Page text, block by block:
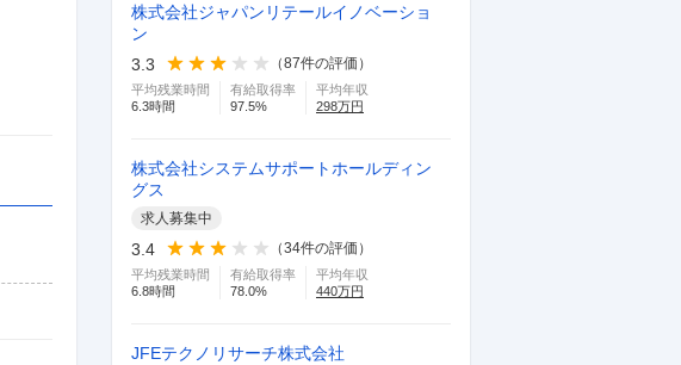
株式会社ジャパンリテールイノベーショ
ン
3.3
（87件の評価）
平均残業時間
6.3時間
有給取得率
97.5%
平均年収
298万円
株式会社システムサポートホールディン
グス
求人募集中
3.4 （34件の評価）
平均残業時間
6.8時間
有給取得率
78.0%
平均年収
440万円
JFEテクノリサーチ株式会社